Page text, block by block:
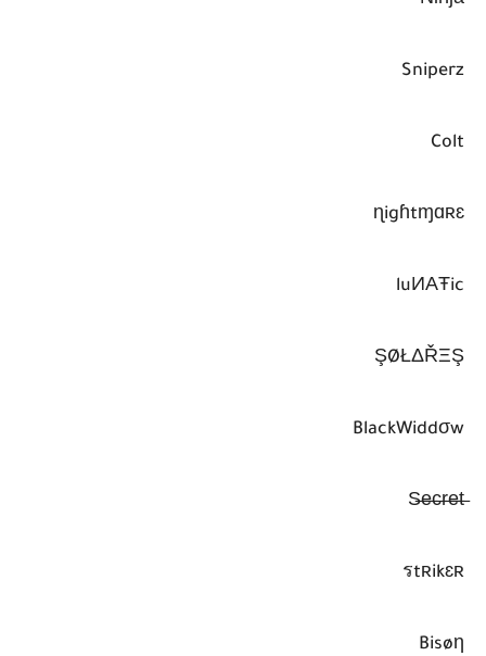
Sniperz
Colt
ɳigɦtɱɑʀɛ
luИΑŦic
ŞØŁΔŘΞŞ
BlackWiddσw
S̶e̶c̶r̶e̶t̶
รtʀikɛʀ
Bisøη